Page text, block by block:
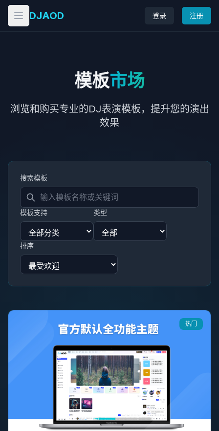
打开菜单
DJAOD 登录 注册
模板市场
浏览和购买专业的DJ表演模板，提升您的演出
效果
搜索模板
模板支持 类型
排序
热门